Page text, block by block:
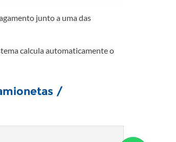
junto a uma das
calcula automaticamente o
/